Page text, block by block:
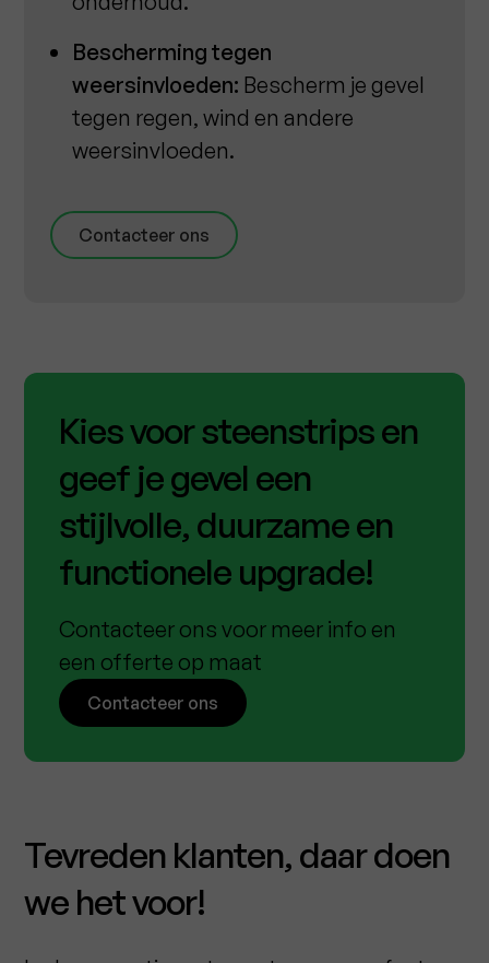
Bescherming tegen
weersinvloeden: Bescherm je gevel
tegen regen, wind en andere
weersinvloeden.
Contacteer ons
Kies voor steenstrips en
geef je gevel een
stijlvolle, duurzame en
functionele upgrade!
Contacteer ons voor meer info en
een offerte op maat
Contacteer ons
Tevreden klanten, daar doen
we het voor!